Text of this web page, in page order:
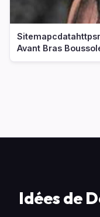
Avant Bras
Idées de